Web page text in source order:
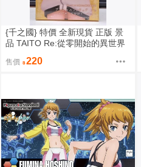
{千之國} 特價 全新現貨 正版 景
品 TAITO Re:從零開始的異世界
售價 220